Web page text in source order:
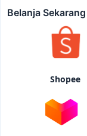
Belanja Sekarang
Shopee